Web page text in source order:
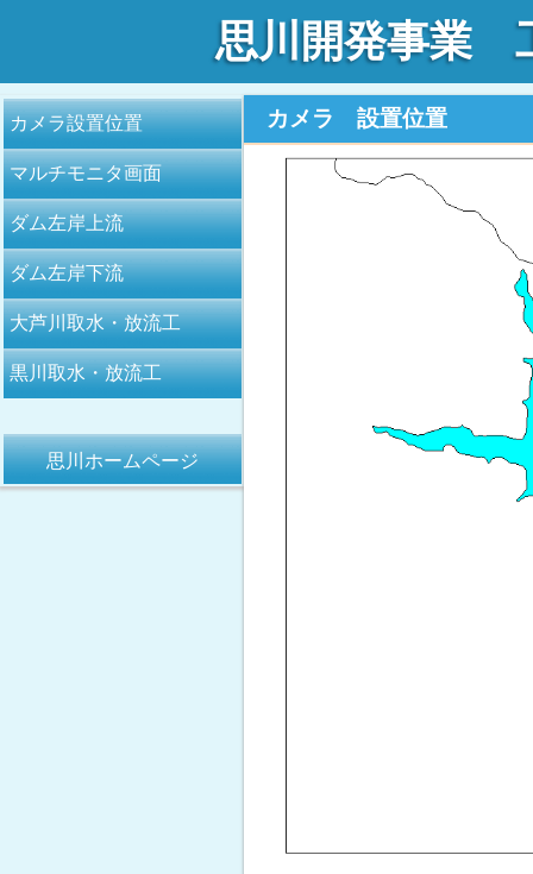
思川開発事業
カメラ設置位置
マルチモニタ画面
ダム左岸上流
ダム左岸下流
大芦川取水・放流工
黒川取水・放流工
思川ホームページ
カメラ 設置位置